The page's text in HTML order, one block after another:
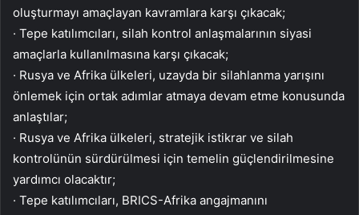
oluşturmayı amaçlayan kavramlara karşı çıkacak;
· Tepe katılımcıları, silah kontrol anlaşmalarının siyasi
amaçlarla kullanılmasına karşı çıkacak;
· Rusya ve Afrika ülkeleri, uzayda bir silahlanma yarışını
önlemek için ortak adımlar atmaya devam etme konusunda
anlaştılar;
· Rusya ve Afrika ülkeleri, stratejik istikrar ve silah
kontrolünün sürdürülmesi için temelin güçlendirilmesine
yardımcı olacaktır;
· Tepe katılımcıları, BRICS-Afrika angajmanını